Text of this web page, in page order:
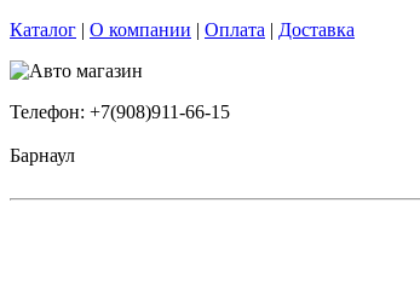
Каталог | О компании | Оплата | Доставка
Телефон: +7(908)911-66-15
Барнаул